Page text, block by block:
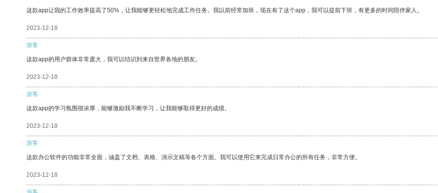
这款app让我的工作效率提高了50%，让我能够更轻松地完成工作任务。我以前经常加班，现在有了这个app，我可以提前下班，有更多的时间陪伴家人。
2023-12-18
游客
这款app的用户群体非常庞大，我可以结识到来自世界各地的朋友。
2023-12-18
游客
这款app的学习氛围很浓厚，能够激励我不断学习，让我能够取得更好的成绩。
2023-12-18
游客
这款办公软件的功能非常全面，涵盖了文档、表格、演示文稿等各个方面。我可以使用它来完成日常办公的所有任务，非常方便。
2023-12-18